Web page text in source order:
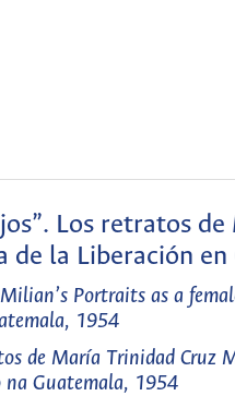
Los retratos
de la Liberación
Portraits as a
1954
de María Trinidad Cruz
na Guatemala, 1954